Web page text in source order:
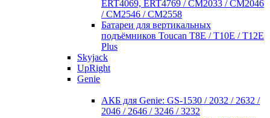
ERT4069, ERT4769 / CM2033 / CM2046
/ CM2546 / CM2558
Батареи для вертикальных
подъёмников Toucan T8E / T10E / T12E
Plus
Skyjack
UpRight
Genie
АКБ для Genie: GS-1530 / 2032 / 2632 /
2046 / 2646 / 3246 / 3232